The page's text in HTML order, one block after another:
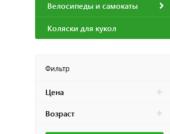
Велосипеды и самокаты
Коляски для кукол
Фильтр
Цена
Возраст